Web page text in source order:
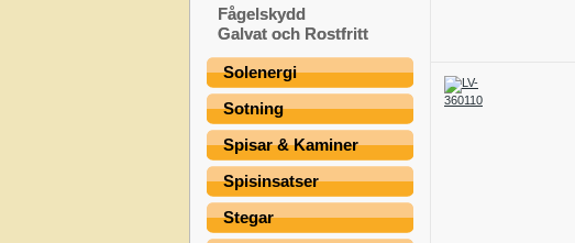
Fågelskydd
Galvat och Rostfritt
Solenergi
Sotning
Spisar & Kaminer
Spisinsatser
Stegar